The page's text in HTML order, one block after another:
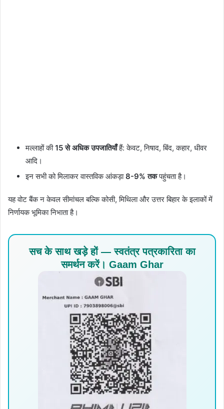
मल्लाहों की15 से अधिक उपजातियाँहैं: केवट, निषाद, बिंद, कहार, धीवर
आदि।
इन सभी को मिलाकर वास्तविक आंकड़ा8-9% तकपहुंचता है।
यह वोट बैंक न केवल सीमांचल बल्कि कोसी, मिथिला और उत्तर बिहार के इलाकों में
निर्णायक भूमिका निभाता है।
सच के साथ खड़े हों — स्वतंत्र पत्रकारिता का
समर्थन करें। Gaam Ghar